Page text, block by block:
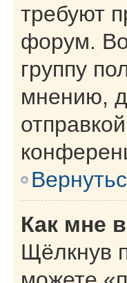
требуют
форум.
группу
мнению,
Как мне
Щёлкнув